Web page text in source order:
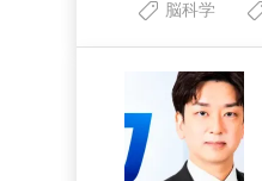
脳科学